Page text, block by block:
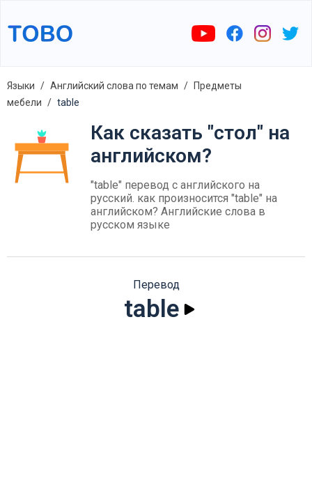
Языки Английский слова по темам
Предметы
мебели
table
Как сказать "стол" на
английском?
"table" перевод с английского на
русский. как произносится "table" на
английском? Английские слова в
русском языке
Перевод
table